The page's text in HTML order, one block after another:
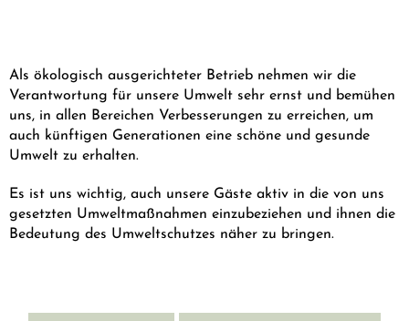
+43 7242 629 41
RESERVIERUNG@HOTEL-PLOBERGER.AT
Als ökologisch ausgerichteter Betrieb nehmen wir die
Verantwortung für unsere Umwelt sehr ernst und bemühen
uns, in allen Bereichen Verbesserungen zu erreichen, um
auch künftigen Generationen eine schöne und gesunde
Umwelt zu erhalten.
Es ist uns wichtig, auch unsere Gäste aktiv in die von uns
gesetzten Umweltmaßnahmen einzubeziehen und ihnen die
Bedeutung des Umweltschutzes näher zu bringen.